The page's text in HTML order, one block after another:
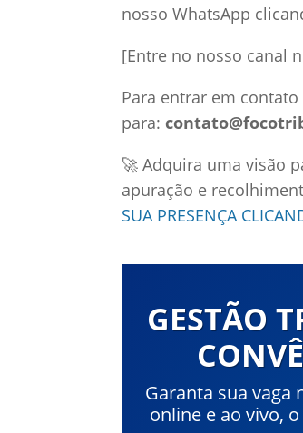
nosso WhatsApp
[Entre no nosso canal
Para entrar em
para:
🚀 Adquira uma visão
apuração e
SUA PRESENÇA
GESTÃO
Garanta sua vaga
online e ao vivo,